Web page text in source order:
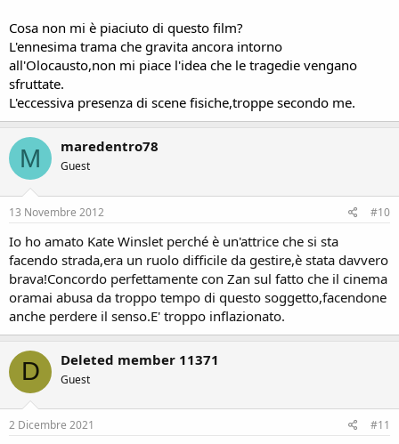
Cosa non mi è piaciuto di questo film?
L'ennesima trama che gravita ancora intorno
all'Olocausto,non mi piace l'idea che le tragedie vengano
sfruttate.
L'eccessiva presenza di scene fisiche,troppe secondo me.
M maredentro78
Guest
13 Novembre 2012 #10
Io ho amato Kate Winslet perché è un'attrice che si sta
facendo strada,era un ruolo difficile da gestire,è stata davvero
brava!Concordo perfettamente con Zan sul fatto che il cinema
oramai abusa da troppo tempo di questo soggetto,facendone
anche perdere il senso.E' troppo inflazionato.
D Deleted member 11371
Guest
2 Dicembre 2021 #11